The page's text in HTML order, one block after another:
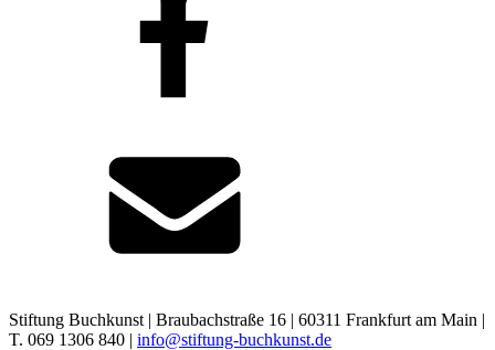
Stiftung Buchkunst | Braubachstraße 16 | 60311 Frankfurt am Main |
T. 069 1306 840 | info@stiftung-buchkunst.de